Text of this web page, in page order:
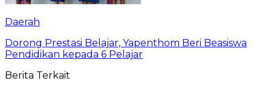
Daerah
Dorong Prestasi Belajar, Yapenthom Beri Beasiswa
Pendidikan kepada 6 Pelajar
Berita Terkait